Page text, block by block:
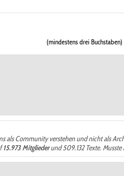
(mindestens drei Buchstaben)
als Community verstehen und nicht als
15.973 Mitgliederund 509.132 Texte.